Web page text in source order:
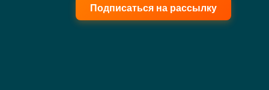
Подписаться на рассылку